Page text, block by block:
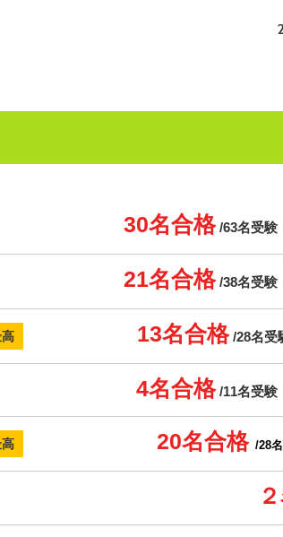
30名合格/63名受験
21名合格/38名受験
13名合格/28名受
4名合格/11名受験
20名合格 /28